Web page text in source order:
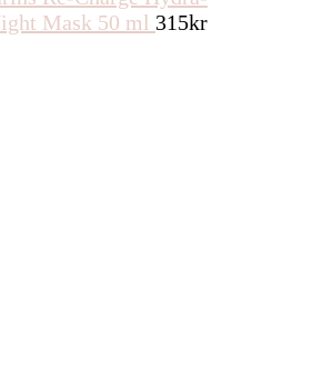
Mask 50 ml 315kr